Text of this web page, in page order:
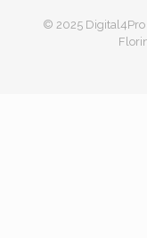
© 2025 Digital4Pro
Florin